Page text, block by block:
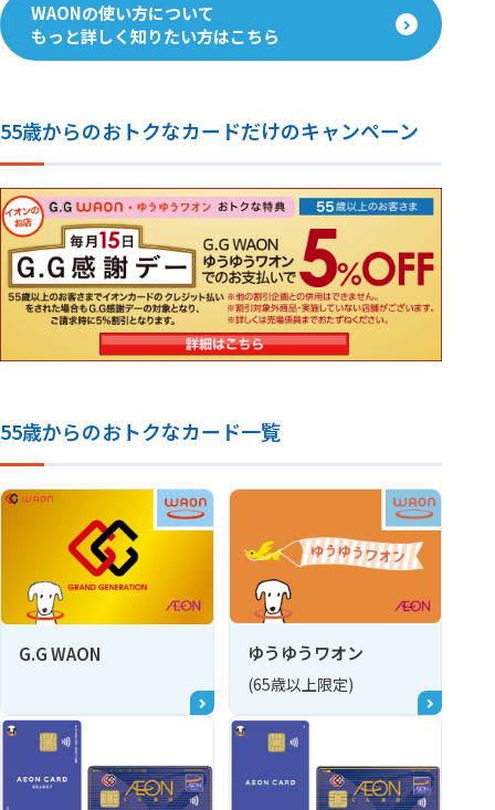
WAONの使い方について
もっと詳しく知りたい方はこちら
55歳からのおトクなカードだけのキャンペーン
55歳からのおトクなカード一覧
G.G WAON ゆうゆうワオン
(65歳以上限定)